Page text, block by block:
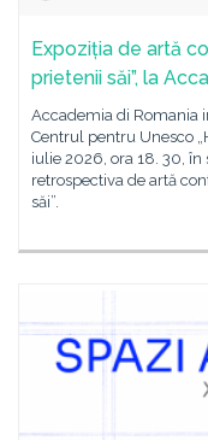
Expoziția de artă
prietenii săi”, la
Accademia di Romania
Centrul pentru Unesco
iulie 2026, ora 18. 30, în
retrospectiva de artă
săi”.